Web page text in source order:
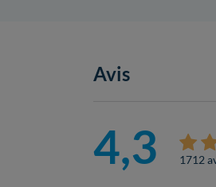
Avis
4,3 1712